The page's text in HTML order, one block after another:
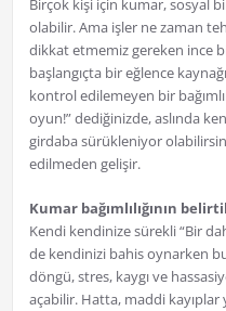
Birçok kişi için kumar, sosyal
olabilir. Ama işler ne zaman
dikkat etmemiz gereken ince
başlangıçta bir eğlence
kontrol edilemeyen bir
oyun!” dediğinizde, aslında
girdaba sürükleniyor
edilmeden gelişir.
Kumar bağımlılığının
Kendi kendinize sürekli “Bir
de kendinizi bahis oynarken
döngü, stres, kaygı ve
açabilir. Hatta, maddi kayıplar